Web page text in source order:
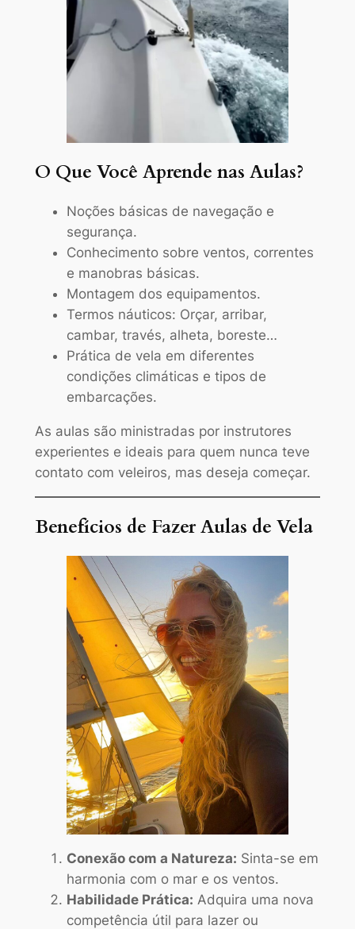
O Que Você Aprende nas Aulas?
Noções básicas de navegação e
segurança.
Conhecimento sobre ventos, correntes
e manobras básicas.
Montagem dos equipamentos.
Termos náuticos: Orçar, arribar,
cambar, través, alheta, boreste…
Prática de vela em diferentes
condições climáticas e tipos de
embarcações.
As aulas são ministradas por instrutores
experientes e ideais para quem nunca teve
contato com veleiros, mas deseja começar.
Benefícios de Fazer Aulas de Vela
Conexão com a Natureza: Sinta-se em
harmonia com o mar e os ventos.
Habilidade Prática: Adquira uma nova
competência útil para lazer ou